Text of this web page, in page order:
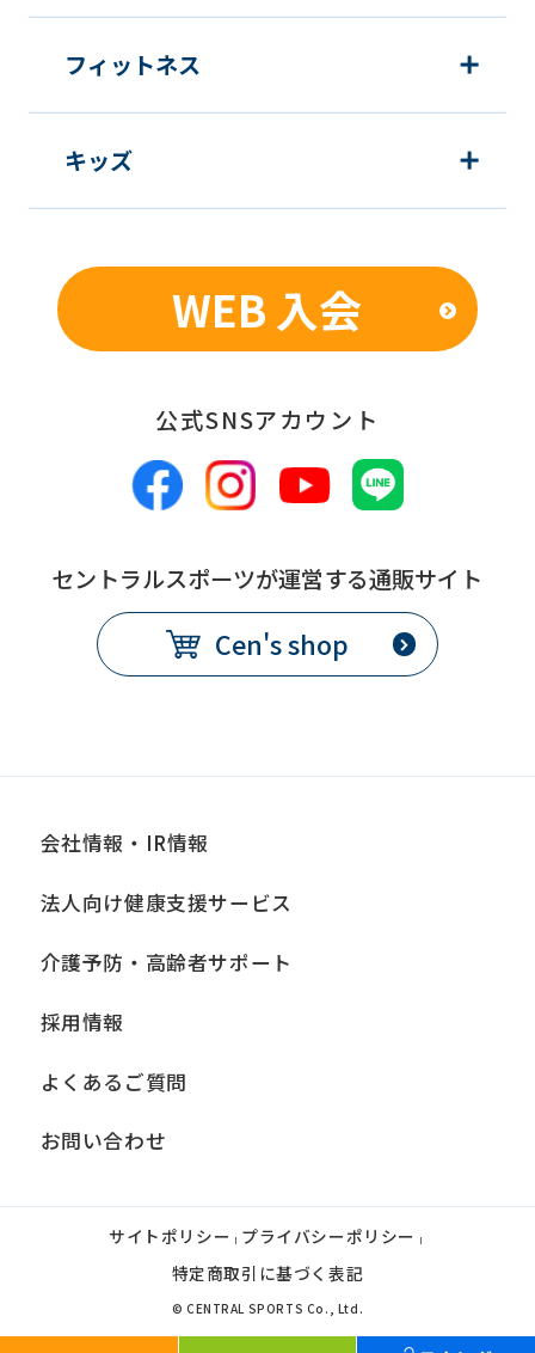
フィットネス
キッズ
WEB 入会
公式SNSアカウント
セントラルスポーツが運営する通販サイト
Cen's shop
会社情報・IR情報
法人向け健康支援サービス
介護予防・高齢者サポート
採用情報
よくあるご質問
お問い合わせ
サイトポリシー | プライバシーポリシー |
特定商取引に基づく表記
© CENTRAL SPORTS Co., Ltd.